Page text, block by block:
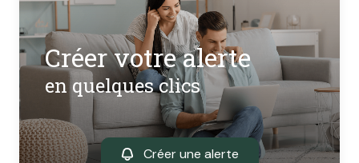
Créer votre alerte
en quelques clics
Créer une alerte